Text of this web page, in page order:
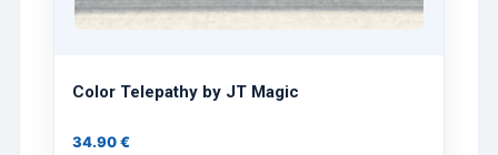
Color Telepathy by JT Magic
34.90€